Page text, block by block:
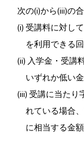
次の(i)から(iii)の合
(i) 受講料に対し
を利用できる
(ii) 入学金・受講
いずれか低い
(iii) 受講に当たり
れている場合
に相当する金額